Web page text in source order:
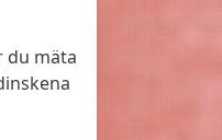
du mäta